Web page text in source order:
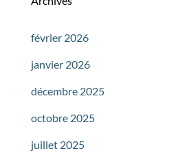
février 2026
janvier 2026
décembre 2025
octobre 2025
juillet 2025